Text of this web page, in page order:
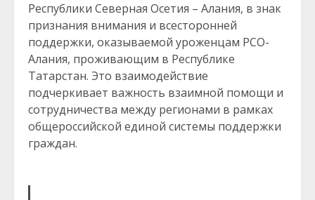
Республики Северная Осетия – Алания, в знак
признания внимания и всесторонней
поддержки, оказываемой уроженцам РСО-
Алания, проживающим в Республике
Татарстан. Это взаимодействие
подчеркивает важность взаимной помощи и
сотрудничества между регионами в рамках
общероссийской единой системы поддержки
граждан.